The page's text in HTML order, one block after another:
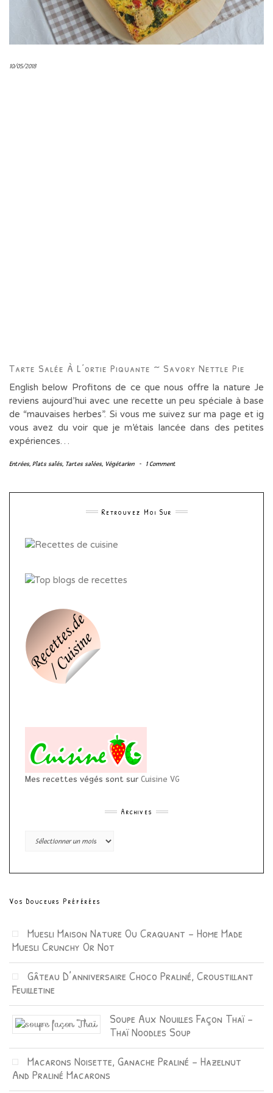
10/05/2018
Tarte Salée À L’ortie Piquante ~ Savory Nettle Pie
English below Profitons de ce que nous offre la nature Je
reviens aujourd’hui avec une recette un peu spéciale à base
de “mauvaises herbes”. Si vous me suivez sur ma page et ig
vous avez du voir que je m’étais lancée dans des petites
expériences…
Entrées, Plats salés, Tartes salées, Végétarien - 1 Comment
Retrouvez Moi Sur
Mes recettes végés sont sur Cuisine VG
Archives
Archives
Vos Douceurs Préférées
Muesli Maison Nature Ou Craquant – Home Made
Muesli Crunchy Or Not
Gâteau D’anniversaire Choco Praliné, Croustillant
Feuilletine
Soupe Aux Nouilles Façon Thaï –
Thaï Noodles Soup
Macarons Noisette, Ganache Praliné – Hazelnut
And Praliné Macarons